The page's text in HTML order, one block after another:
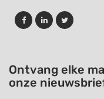
Ontvang elke
onze